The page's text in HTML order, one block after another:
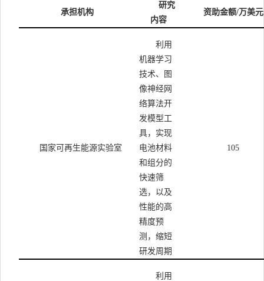
承担机构
研究
内容
资助金额/万美元
国家可再生能源实验室
利用
机器学习
技术、图
像神经网
络算法开
发模型工
具，实现
电池材料
和组分的
快速筛
选，以及
性能的高
精度预
测，缩短
研发周期
105
利用